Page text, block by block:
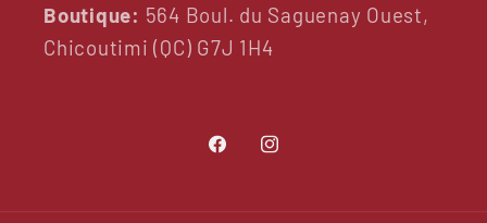
Boutique: 564 Boul. du Saguenay Ouest,
Chicoutimi (QC) G7J 1H4
FacebookInstagram